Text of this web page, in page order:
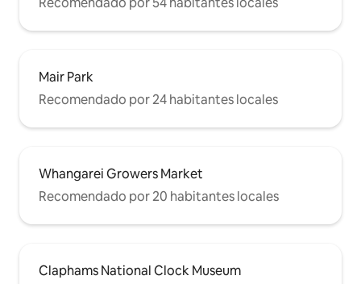
Mair Park
Recomendado por 24 habitantes locales
Whangarei Growers Market
Recomendado por 20 habitantes locales
Claphams National Clock Museum